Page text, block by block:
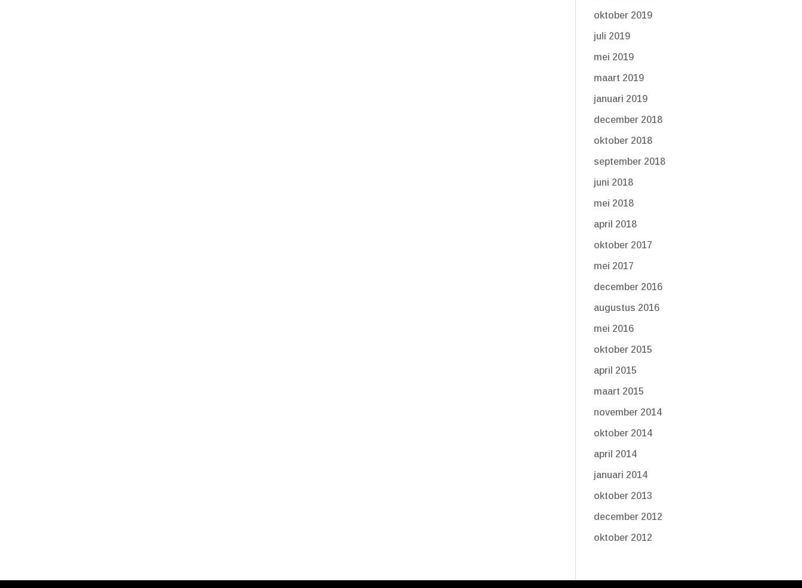
oktober 2019
juli 2019
mei 2019
maart 2019
januari 2019
december 2018
oktober 2018
september 2018
juni 2018
mei 2018
april 2018
oktober 2017
mei 2017
december 2016
augustus 2016
mei 2016
oktober 2015
april 2015
maart 2015
november 2014
oktober 2014
april 2014
januari 2014
oktober 2013
december 2012
oktober 2012